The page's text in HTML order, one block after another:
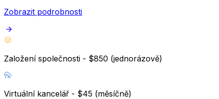
Zobrazit podrobnosti
Založení společnosti - $850 (jednorázově)
Virtuální kancelář - $45 (měsíčně)